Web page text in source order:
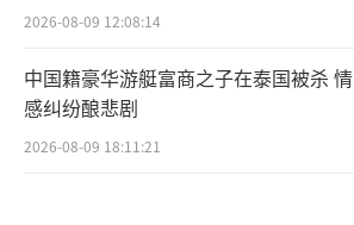
2026-08-09 12:08:14
中国籍豪华游艇富商之子在泰国被杀 情
感纠纷酿悲剧
2026-08-09 18:11:21